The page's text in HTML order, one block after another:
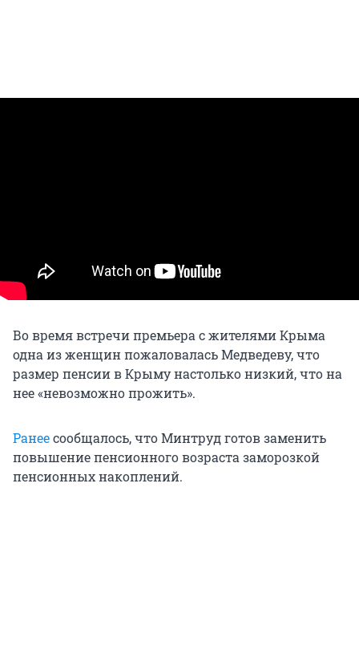
Во время встречи премьера с жителями Крыма
одна из женщин пожаловалась Медведеву, что
размер пенсии в Крыму настолько низкий, что на
нее «невозможно прожить».
Ранеесообщалось, что Минтруд готов заменить
повышение пенсионного возраста заморозкой
пенсионных накоплений.